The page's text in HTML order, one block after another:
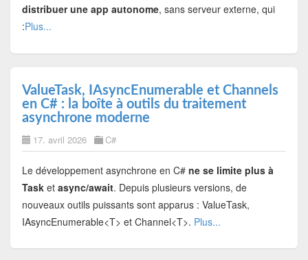
distribuer une app autonome, sans serveur externe, qui
:Plus...
ValueTask, IAsyncEnumerable et Channels
en C# : la boîte à outils du traitement
asynchrone moderne
17. avril 2026 C#
Le développement asynchrone en C# ne se limite plus à
Tasket async/await. Depuis plusieurs versions, de
nouveaux outils puissants sont apparus : ValueTask,
IAsyncEnumerable<T> et Channel<T>. Plus...